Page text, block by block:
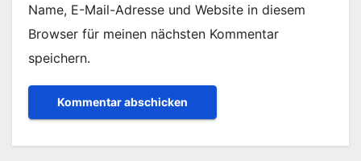
Name, E-Mail-Adresse und Website in diesem
Browser für meinen nächsten Kommentar
speichern.